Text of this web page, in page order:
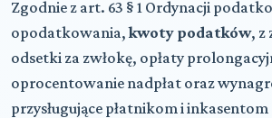
Zgodnie z art. 63 § 1 Ordynacji
opodatkowania,kwoty podatków, z
odsetki za zwłokę, opłaty
oprocentowanie nadpłat oraz
przysługujące płatnikom i inkasentom